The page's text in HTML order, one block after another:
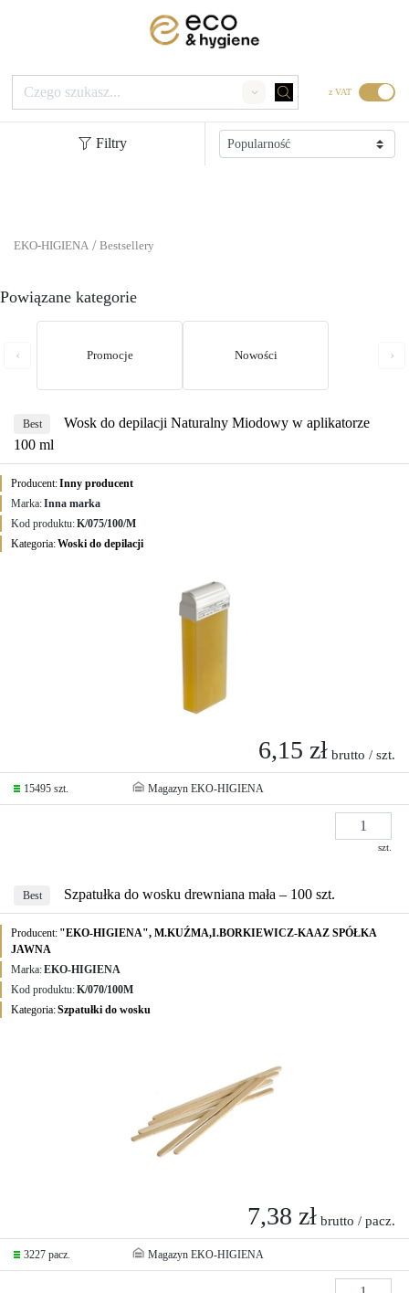
z VAT
Filtry
Bestsellery
/
EKO-HIGIENA
Powiązane kategorie
‹ Promocje Nowości ›
Best
Wosk do depilacji Naturalny Miodowy w aplikatorze
100 ml
Producent:Inny producent
Marka:Inna marka
Kod produktu:K/075/100/M
Kategoria:Woski do depilacji
6,15 zł brutto / szt.
15495 szt. Magazyn EKO-HIGIENA
szt.
Best Szpatułka do wosku drewniana mała – 100 szt.
Producent: "EKO-HIGIENA", M.KUŹMA,I.BORKIEWICZ-KAAZ SPÓŁKA
JAWNA
Marka:EKO-HIGIENA
Kod produktu:K/070/100M
Kategoria:Szpatułki do wosku
7,38 zł brutto / pacz.
3227 pacz. Magazyn EKO-HIGIENA